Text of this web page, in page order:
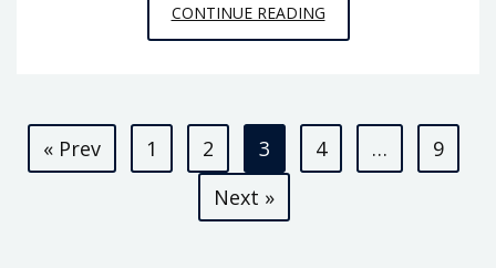
CONTINUE READINGPERSONAL
COL.LABORADOR
Paginació
« Prev 1 2 3 4 …
9
Next »